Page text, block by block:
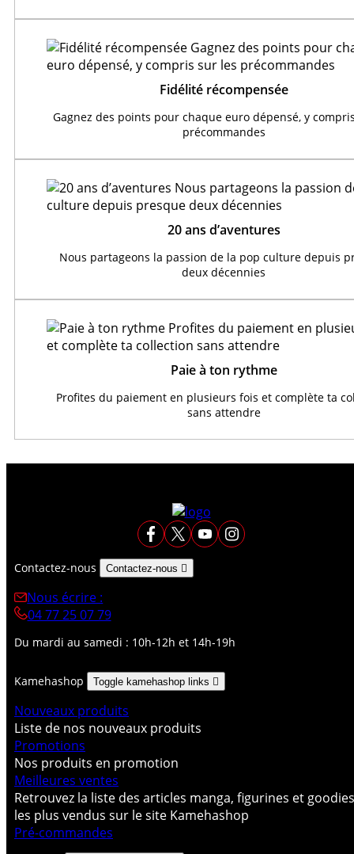
Fidélité récompensée
Gagnez des points pour chaque euro dépensé, y
précommandes
20 ans d’aventures
Nous partageons la passion de la pop culture depuis
deux décennies
Paie à ton rythme
Profites du paiement en plusieurs fois et complète ta
sans attendre
Contactez-nous Contactez-nous 
Nous écrire :
04 77 25 07 79
Du mardi au samedi : 10h-12h et 14h-19h
Kamehashop Toggle kamehashop links 
Nouveaux produits
Liste de nos nouveaux produits
Promotions
Nos produits en promotion
Meilleures ventes
Retrouvez la liste des articles manga, figurines et goodies
les plus vendus sur le site Kamehashop
Pré-commandes